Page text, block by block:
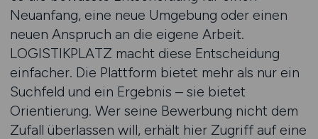
Neuanfang, eine neue Umgebung oder einen
neuen Anspruch an die eigene Arbeit.
LOGISTIKPLATZ macht diese Entscheidung
einfacher. Die Plattform bietet mehr als nur ein
Suchfeld und ein Ergebnis – sie bietet
Orientierung. Wer seine Bewerbung nicht dem
Zufall überlassen will, erhält hier Zugriff auf eine